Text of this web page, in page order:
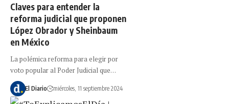
Claves para entender la
reforma judicial que proponen
López Obrador y Sheinbaum
en México
La polémica reforma para elegir por
voto popular al Poder Judicial que…
El Diario miércoles, 11 septiembre 2024